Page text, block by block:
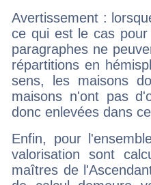
Avertissement :
ce qui est le cas
paragraphes ne
répartitions en
sens, les maisons
maisons n'ont pas
donc enlevées dans
Enfin, pour
valorisation sont
maîtres de